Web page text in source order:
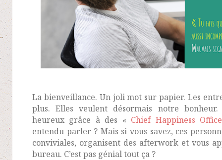
La bienveillance. Un joli mot sur papier. Les
plus. Elles veulent désormais notre
heureux grâce à des « Chief Happiness
entendu parler ? Mais si vous savez, ces
conviviales, organisent des afterwork et vous
bureau. C’est pas génial tout ça ?